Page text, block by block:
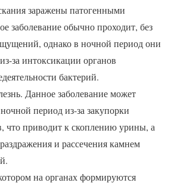
заражены патогенными
заболевание обычно проходит, без
однако в ночной период они
за интоксикации органов
бактерий.
Данное заболевание может
период из-за закупорки
что приводит к скоплению урины, а
и рассечения камнем
на органах формируются